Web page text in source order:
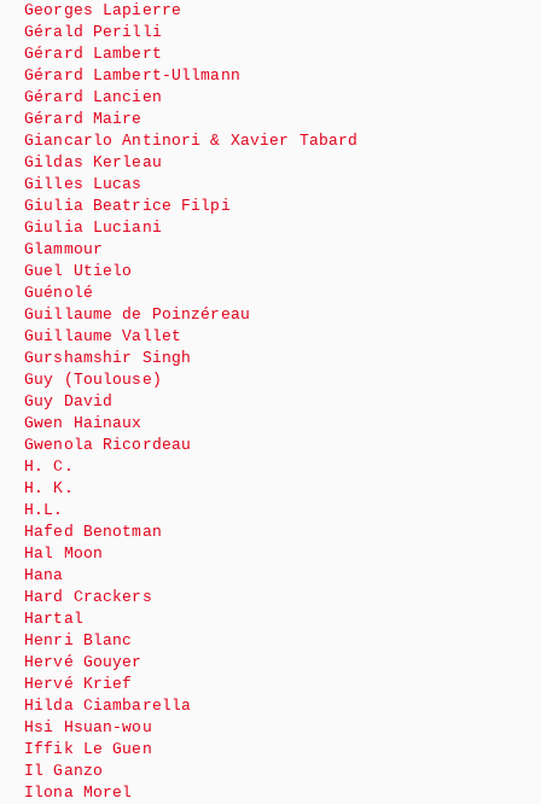
Georges Lapierre
Gérald Perilli
Gérard Lambert
Gérard Lambert-Ullmann
Gérard Lancien
Gérard Maire
Giancarlo Antinori & Xavier Tabard
Gildas Kerleau
Gilles Lucas
Giulia Beatrice Filpi
Giulia Luciani
Glammour
Guel Utielo
Guénolé
Guillaume de Poinzéreau
Guillaume Vallet
Gurshamshir Singh
Guy (Toulouse)
Guy David
Gwen Hainaux
Gwenola Ricordeau
H. C.
H. K.
H.L.
Hafed Benotman
Hal Moon
Hana
Hard Crackers
Hartal
Henri Blanc
Hervé Gouyer
Hervé Krief
Hilda Ciambarella
Hsi Hsuan-wou
Iffik Le Guen
Il Ganzo
Ilona Morel